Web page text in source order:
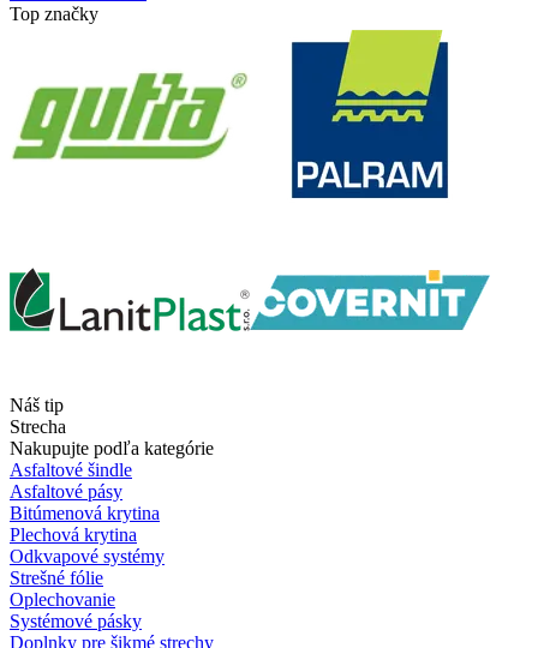
Top značky
Náš tip
Strecha
Nakupujte podľa kategórie
Asfaltové šindle
Asfaltové pásy
Bitúmenová krytina
Plechová krytina
Odkvapové systémy
Strešné fólie
Oplechovanie
Systémové pásky
Doplnky pre šikmé strechy